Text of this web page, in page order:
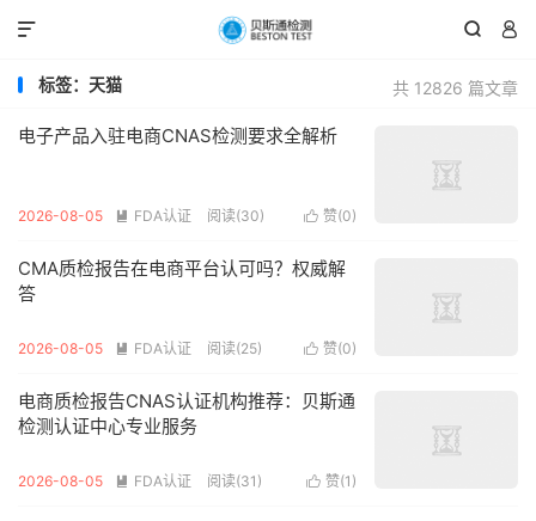
 

共 12826 篇文章
标签：天猫
电子产品入驻电商CNAS检测要求全解析
 赞(0)
2026-08-05  FDA认证 阅读(30)
CMA质检报告在电商平台认可吗？权威解
答
 赞(0)
2026-08-05  FDA认证 阅读(25)
电商质检报告CNAS认证机构推荐：贝斯通
检测认证中心专业服务
 赞(1 )
2026-08-05  FDA认证 阅读(31)